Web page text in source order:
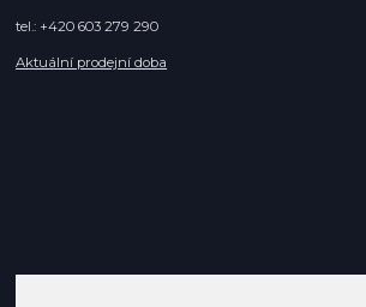
tel.: +420 603 279 290
Aktuální prodejní doba